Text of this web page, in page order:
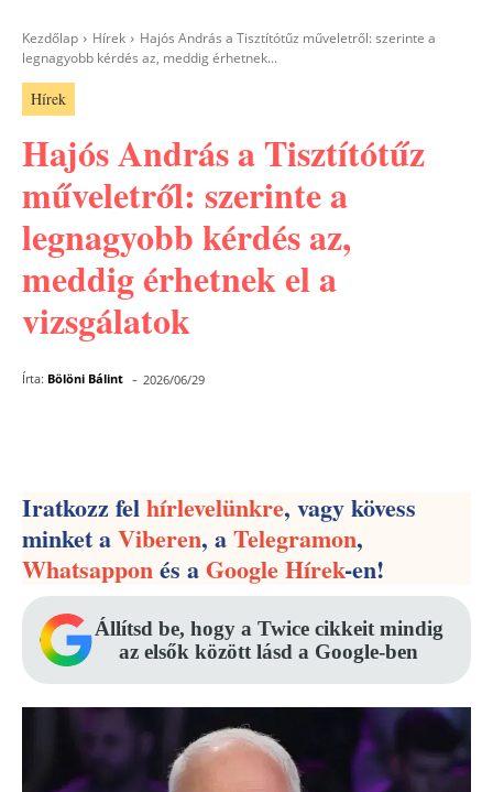
Kezdőlap Hírek
Hajós András a Tisztítótűz műveletről: szerinte a
legnagyobb kérdés az, meddig érhetnek...
Hírek
Hajós András a Tisztítótűz
műveletről: szerinte a
legnagyobb kérdés az,
meddig érhetnek el a
vizsgálatok
Írta: Bölöni Bálint - 2026/06/29
Iratkozz felhírlevelünkre, vagy kövess
minket aViberen, aTelegramon,
Whatsapponés aGoogle Hírek-en!
Állítsd be, hogy a Twice cikkeit mindig
az elsők között lásd a Google-ben